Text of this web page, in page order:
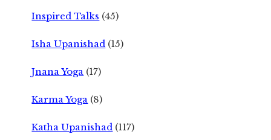
Inspired Talks (45)
Isha Upanishad (15)
Jnana Yoga (17)
Karma Yoga (8)
Katha Upanishad (117)